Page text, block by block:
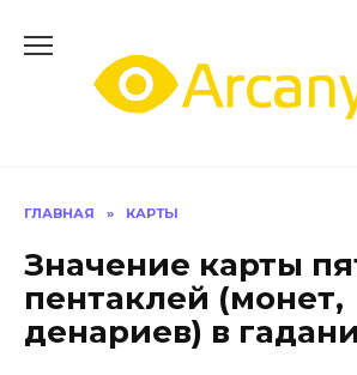
содержанию
ГЛАВНАЯ » КАРТЫ
Значение карты
пентаклей (монет,
денариев) в